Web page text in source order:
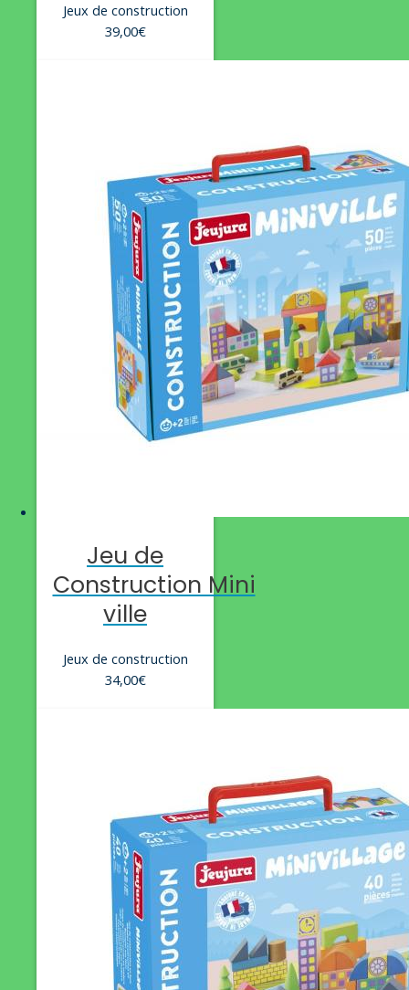
Jeux de construction
39,00€
Jeu de
Construction Mini
ville
Jeux de construction
34,00€